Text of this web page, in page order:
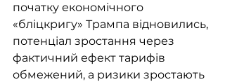
початку економічного
«бліцкригу» Трампа відновились,
потенціал зростання через
фактичний ефект тарифів
обмежений, а ризики зростають